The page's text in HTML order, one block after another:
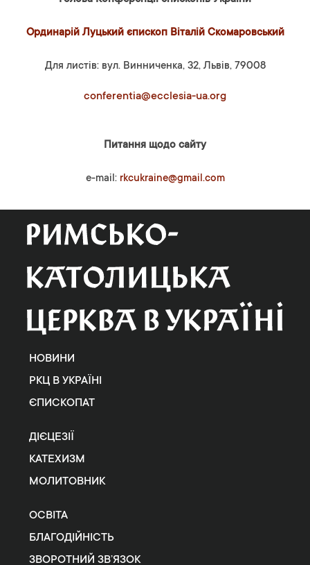
Ординарій Луцький єпископ Віталій Скомаровський
Для листів: вул. Винниченка, 32, Львів, 79008
conferentia@ecclesia-ua.org
Питання щодо сайту
e-mail: rkcukraine@gmail.com
НОВИНИ
РКЦ В УКРАЇНІ
ЄПИСКОПАТ
ДІЄЦЕЗІЇ
КАТЕХИЗМ
МОЛИТОВНИК
ОСВІТА
БЛАГОДІЙНІСТЬ
ЗВОРОТНИЙ ЗВ’ЯЗОК